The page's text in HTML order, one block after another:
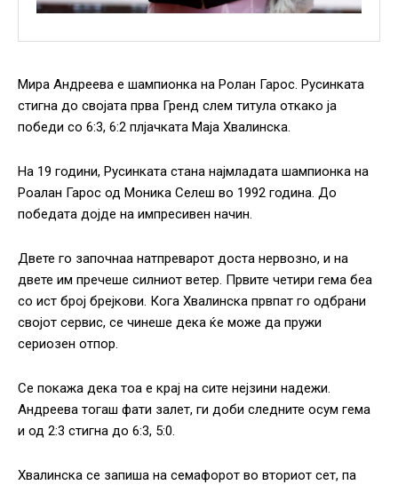
Мира Андреева е шампионка на Ролан Гарос. Русинката
стигна до својата прва Гренд слем титула откако ја
победи со 6:3, 6:2 плјачката Маја Хвалинска.
На 19 години, Русинката стана најмладата шампионка на
Роалан Гарос од Моника Селеш во 1992 година. До
победата дојде на импресивен начин.
Двете го започнаа натпреварот доста нервозно, и на
двете им пречеше силниот ветер. Првите четири гема беа
со ист број брејкови. Кога Хвалинска првпат го одбрани
својот сервис, се чинеше дека ќе може да пружи
сериозен отпор.
Се покажа дека тоа е крај на сите нејзини надежи.
Андреева тогаш фати залет, ги доби следните осум гема
и од 2:3 стигна до 6:3, 5:0.
Хвалинска се запиша на семафорот во вториот сет, па